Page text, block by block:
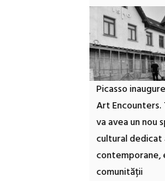
Picasso
Art Encounters.
va avea un nou
cultural
contemporane,
comunității